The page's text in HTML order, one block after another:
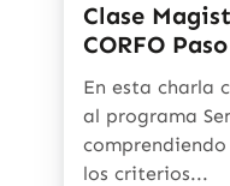
Clase
CORFO
En esta charla
al programa
los criterios...